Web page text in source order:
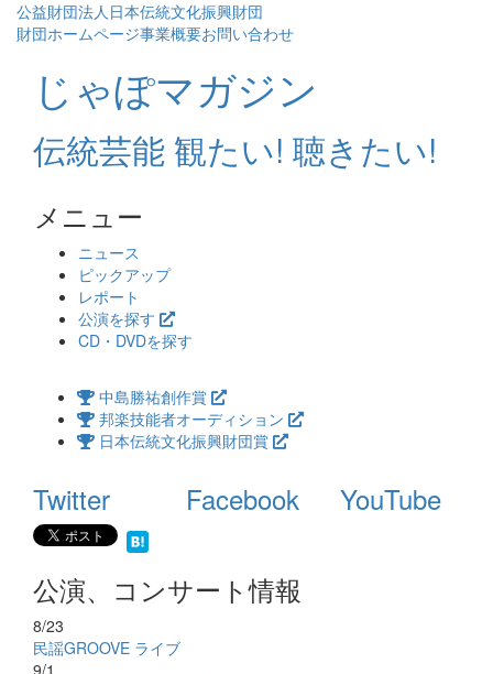
公益財団法人日本伝統文化振興財団
財団ホームページ事業概要お問い合わせ
じゃぽマガジン
伝統芸能 観たい! 聴きたい!
メニュー
ニュース
ピックアップ
レポート
公演を探す
CD・DVDを探す
中島勝祐創作賞
邦楽技能者オーディション
日本伝統文化振興財団賞
Twitter Facebook YouTube
公演、コンサート情報
8/23
民謡GROOVE ライブ